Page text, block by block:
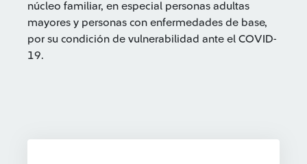
núcleo familiar, en especial personas adultas
mayores y personas con enfermedades de base,
por su condición de vulnerabilidad ante el COVID-
19.